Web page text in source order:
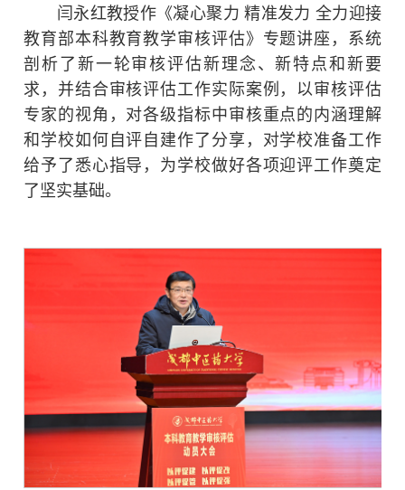
闫永红教授作《凝心聚力 精准发力 全力迎接
教育部本科教育教学审核评估》专题讲座，系统
剖析了新一轮审核评估新理念、新特点和新要
求，并结合审核评估工作实际案例，以审核评估
专家的视角，对各级指标中审核重点的内涵理解
和学校如何自评自建作了分享，对学校准备工作
给予了悉心指导，为学校做好各项迎评工作奠定
了坚实基础。